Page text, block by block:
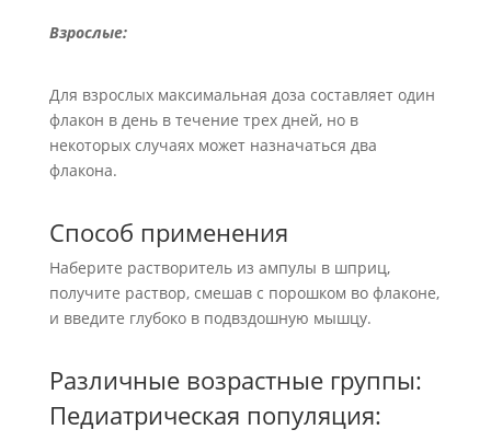
Взрослые:
Для взрослых максимальная доза составляет один
флакон в день в течение трех дней, но в
некоторых случаях может назначаться два
флакона.
Способ применения
Наберите растворитель из ампулы в шприц,
получите раствор, смешав с порошком во флаконе,
и введите глубоко в подвздошную мышцу.
Различные возрастные группы:
Педиатрическая популяция: